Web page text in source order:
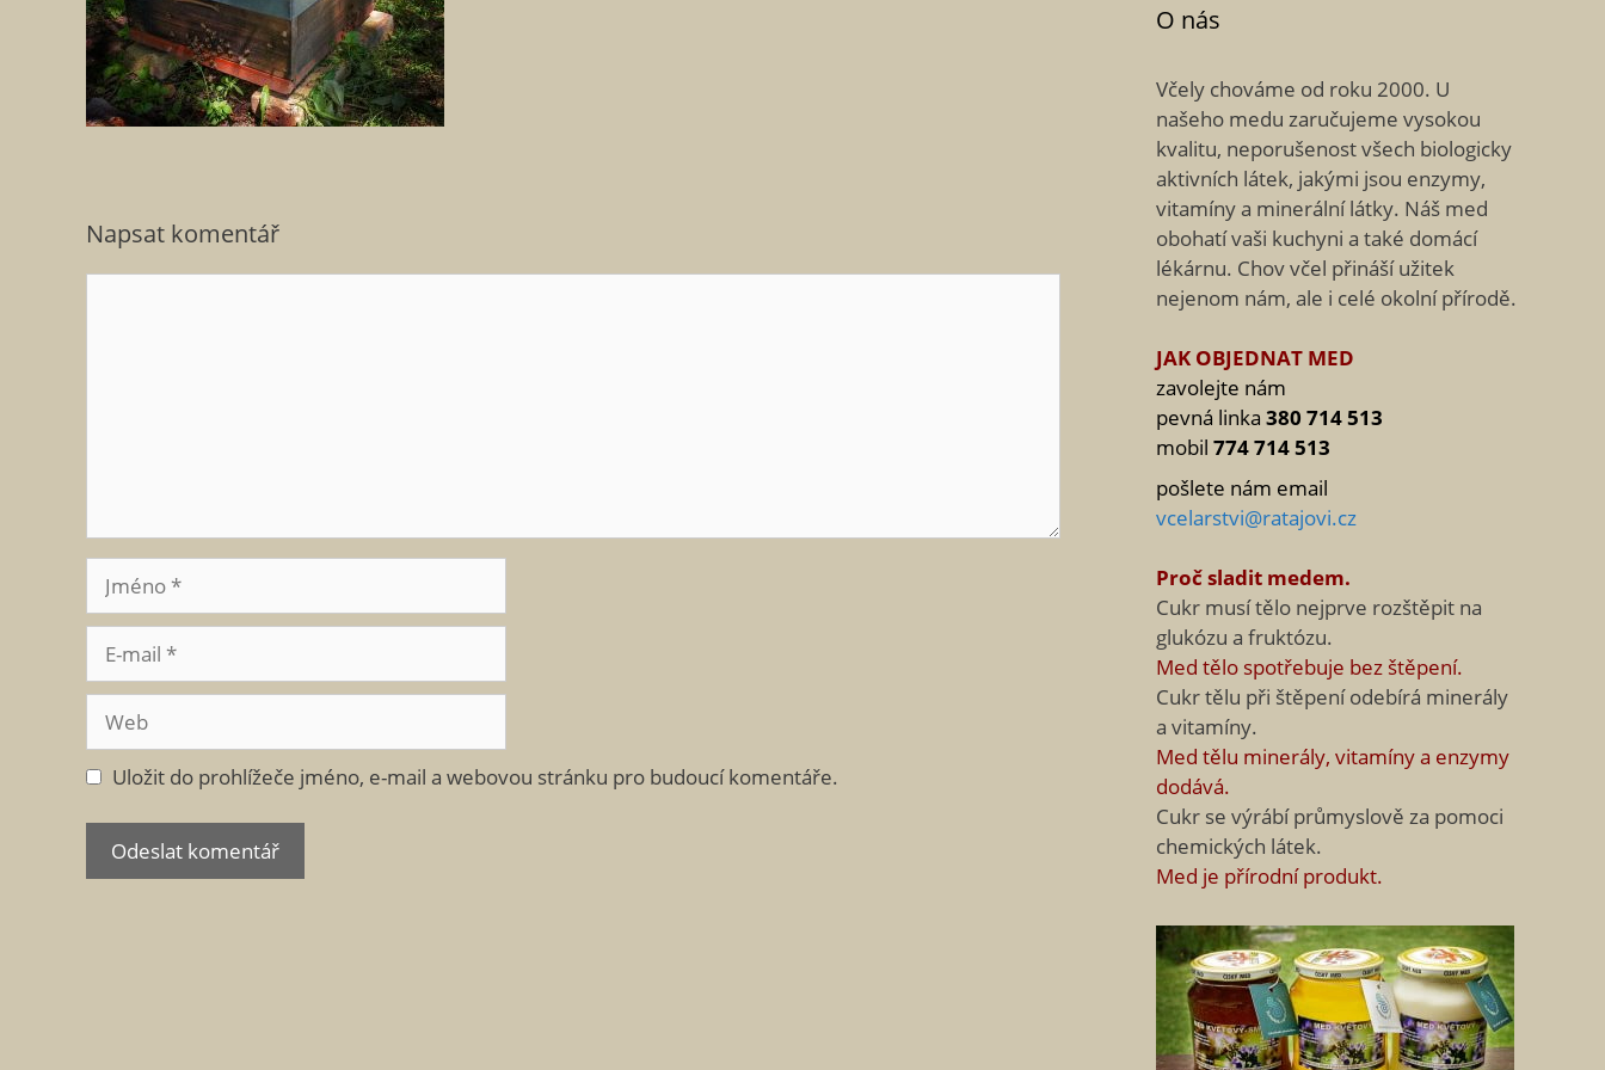
Napsat komentář
Jméno
mail
Uložit do prohlížeče jméno, e-mail a webovou stránku pro budoucí komentáře.
O nás
Včely chováme od roku 2000. U
našeho medu zaručujeme vysokou
kvalitu, neporušenost všech biologicky
aktivních látek, jakými jsou enzymy,
vitamíny a minerální látky. Náš med
obohatí vaši kuchyni a také domácí
lékárnu. Chov včel přináší užitek
nejenom nám, ale i celé okolní přírodě.
JAK OBJEDNAT MED
zavolejte nám
pevná linka 380 714 513
mobil 774 714 513
pošlete nám email
vcelarstvi@ratajovi.cz
Proč sladit medem.
Cukr musí tělo nejprve rozštěpit na
glukózu a fruktózu.
Med tělo spotřebuje bez štěpení.
Cukr tělu při štěpení odebírá minerály
a vitamíny.
Med tělu minerály, vitamíny a enzymy
dodává.
Cukr se výrábí průmyslově za pomoci
chemických látek.
Med je přírodní produkt.